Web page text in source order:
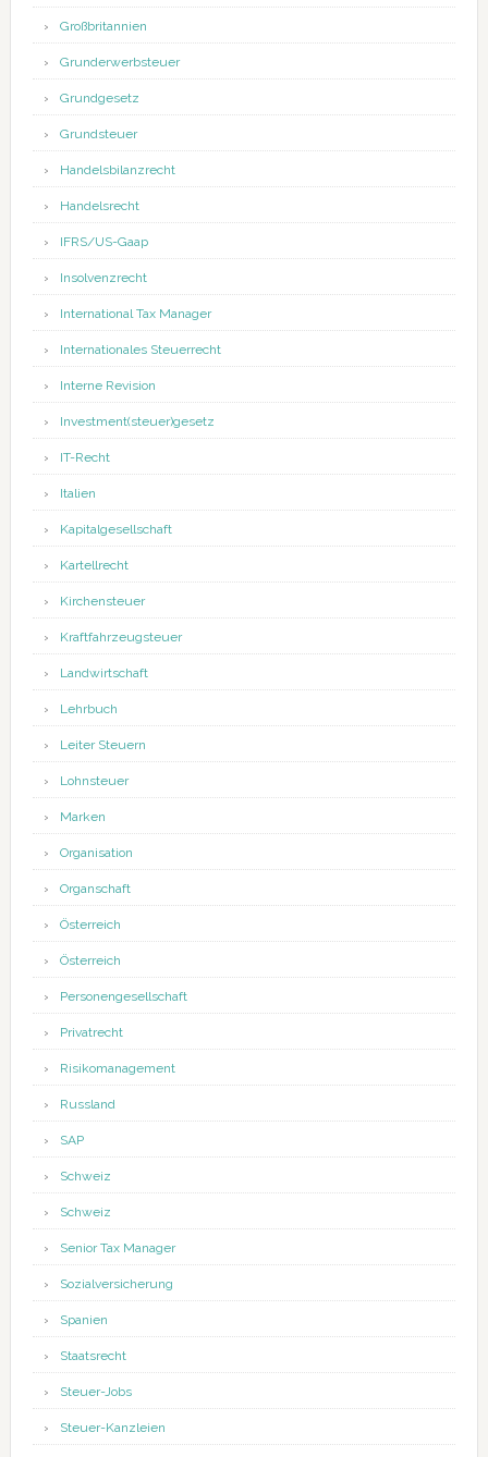
Großbritannien
Grunderwerbsteuer
Grundgesetz
Grundsteuer
Handelsbilanzrecht
Handelsrecht
IFRS/US-Gaap
Insolvenzrecht
International Tax Manager
Internationales Steuerrecht
Interne Revision
Investment(steuer)gesetz
IT-Recht
Italien
Kapitalgesellschaft
Kartellrecht
Kirchensteuer
Kraftfahrzeugsteuer
Landwirtschaft
Lehrbuch
Leiter Steuern
Lohnsteuer
Marken
Organisation
Organschaft
Österreich
Österreich
Personengesellschaft
Privatrecht
Risikomanagement
Russland
SAP
Schweiz
Schweiz
Senior Tax Manager
Sozialversicherung
Spanien
Staatsrecht
Steuer-Jobs
Steuer-Kanzleien